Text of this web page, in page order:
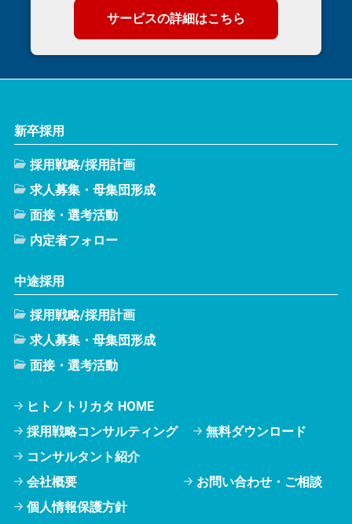
サービスの詳細はこちら
新卒採用
採用戦略/採用計画
求人募集・母集団形成
面接・選考活動
内定者フォロー
中途採用
採用戦略/採用計画
求人募集・母集団形成
面接・選考活動
ヒトノトリカタ HOME
採用戦略コンサルティング
無料ダウンロード
コンサルタント紹介
会社概要
お問い合わせ・ご相談
個人情報保護方針